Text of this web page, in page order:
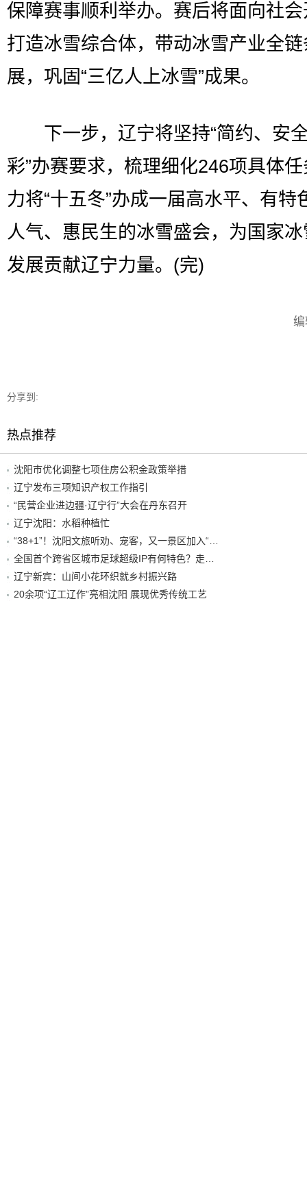
保障赛事顺利举办。赛后将面向社
打造冰雪综合体，带动冰雪产业全
展，巩固“三亿人上冰雪”成果。
下一步，辽宁将坚持“简约、安
彩”办赛要求，梳理细化246项具体
力将“十五冬”办成一届高水平、有特
人气、惠民生的冰雪盛会，为国家
发展贡献辽宁力量。(完)
分享到:
热点推荐
沈阳市优化调整七项住房公积金政策举措
辽宁发布三项知识产权工作指引
“民营企业进边疆·辽宁行”大会在丹东召开
辽宁沈阳：水稻种植忙
辽宁新宾：山间小花环织就乡村振兴路
20余项“辽工辽作”亮相沈阳 展现优秀传统工艺